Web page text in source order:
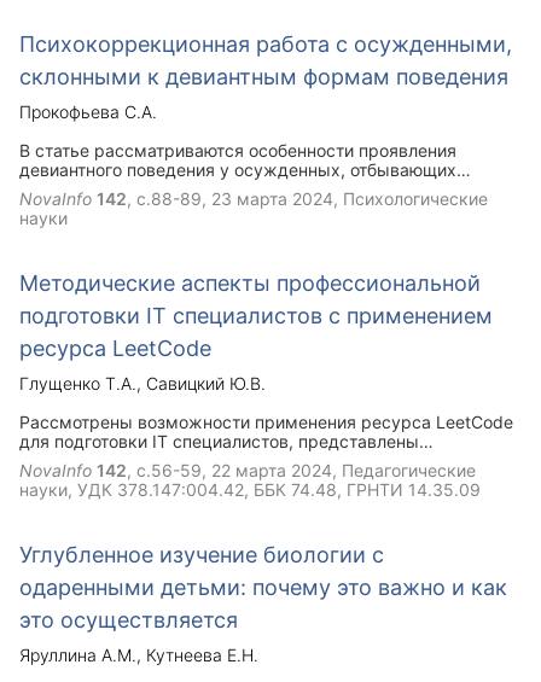
рекомендациями и введения больных. Актуальность
обусловлена необходимостью выбора эффективных
способов фармакологической терапии вирусного гепатита
С (ВГС), включая комбинированные подходы лечения
инфекционных больных.
Психокоррекционная работа с осужденными,
склонными к девиантным формам поведения
Прокофьева С.А.
В статье рассматриваются особенности проявления
девиантного поведения у осужденных, отбывающих
наказание в местах лишения свободы. Представлены
основные способы и направления по реализации
психокоррекционной работы с целью формирования
NovaInfo 142, с.88-89, 23 марта 2024, Психологические
науки
Методические аспекты профессиональной
подготовки IT специалистов с применением
ресурса LeetCode
Глущенко Т.А.
Савицкий Ю.В.
Рассмотрены возможности применения ресурса LeetCode
для подготовки IT специалистов, представлены
практические аспекты использования данного ресурса на
примере курса «Алгоритмы и структуры данных»,
читаемого для студентов специальности 6-05-0612-01
технического университета (БрГТУ).
NovaInfo 142, с.56-59, 22 марта 2024, Педагогические
науки, УДК 378.147:004.42, ББК 74.48, ГРНТИ 14.35.09
Углубленное изучение биологии с
одаренными детьми: почему это важно и как
это осуществляется
Яруллина А.М.
Кутнеева Е.Н.